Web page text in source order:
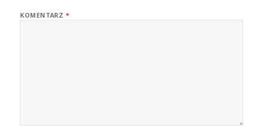
KOMENTARZ *